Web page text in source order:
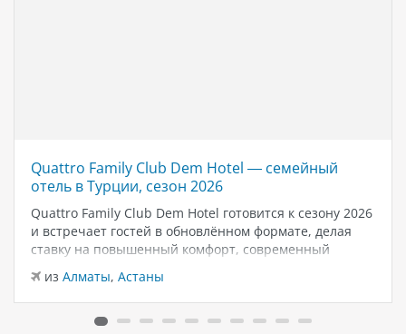
Quattro Family Club Dem Hotel — семейный
отель в Турции, сезон 2026
Quattro Family Club Dem Hotel готовится к сезону 2026
и встречает гостей в обновлённом формате, делая
ставку на повышенный комфорт, современный
дизайн и атмосферу спокойного семейного отдыха у
моря. Отель остаётся популярным выбором для тех,
кто ищет семейный отель в…
из Алматы, Астаны